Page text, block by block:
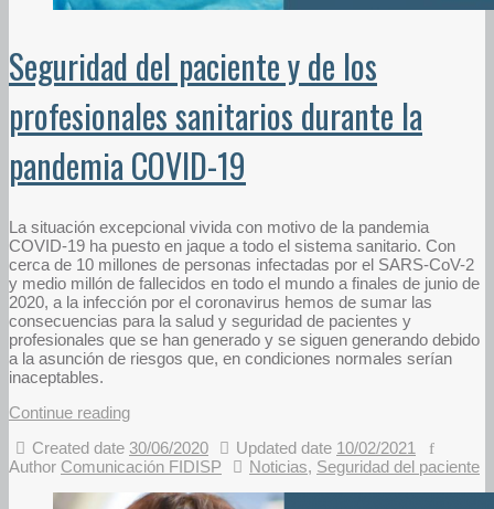
Seguridad del paciente y de los
profesionales sanitarios durante la
pandemia COVID-19
La situación excepcional vivida con motivo de la pandemia
COVID-19 ha puesto en jaque a todo el sistema sanitario. Con
cerca de 10 millones de personas infectadas por el SARS-CoV-2
y medio millón de fallecidos en todo el mundo a finales de junio de
2020, a la infección por el coronavirus hemos de sumar las
consecuencias para la salud y seguridad de pacientes y
profesionales que se han generado y se siguen generando debido
a la asunción de riesgos que, en condiciones normales serían
inaceptables.
Continue reading
Created date 30/06/2020 Updated date 10/02/2021
Author Comunicación FIDISP Noticias, Seguridad del paciente